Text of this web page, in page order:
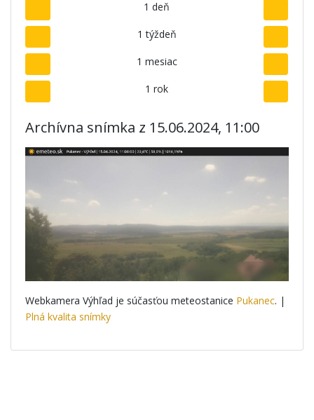
1 deň
1 týždeň
1 mesiac
1 rok
Archívna snímka z 15.06.2024, 11:00
Webkamera Výhľad je súčasťou meteostanice Pukanec. |
Plná kvalita snímky